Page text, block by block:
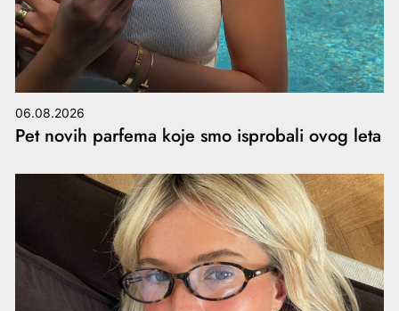
06.08.2026
Pet novih parfema koje smo isprobali ovog leta